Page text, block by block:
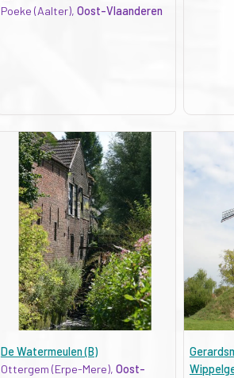
Poeke (Aalter), Oost-Vlaanderen
De Watermeulen (B)
Ottergem (Erpe-Mere), Oost-